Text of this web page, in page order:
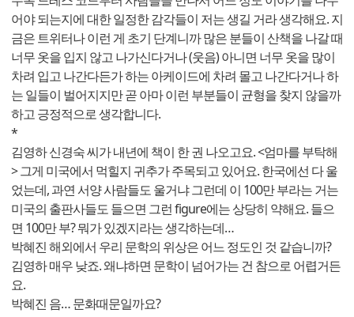
어야 되는지에 대한 일정한 감각들이 저는 생길 거라 생각해요. 지
금은 트위터나 이런 게 초기 단계니까 많은 분들이 산책을 나갈 때
너무 옷을 입지 않고 나가신다거나 (웃음) 아니면 너무 옷을 많이
차려 입고 나간다든가 하는 아케이드에 차려 몰고 나간다거나 하
는 일들이 벌어지지만 곧 아마 이런 부분들이 균형을 찾지 않을까
하고 긍정적으로 생각합니다.
*
김영하 신경숙 씨가 내년에 책이 한 권 나오고요. <엄마를 부탁해
> 그게 미국에서 먹힐지 귀추가 주목되고 있어요. 한국에선 다 울
었는데, 과연 서양 사람들도 울거냐 그런데 이 100만 부라는 거는
미국의 출판사들도 들으면 그런 figure에는 상당히 약해요. 들으
면 100만 부? 뭐가 있겠지라는 생각하는데…
박혜진 해외에서 우리 문학의 위상은 어느 정도인 것 같습니까?
김영하 매우 낮죠. 왜냐하면 문학이 넘어가는 건 참으로 어렵거든
요.
박혜진 음… 문화때문일까요?